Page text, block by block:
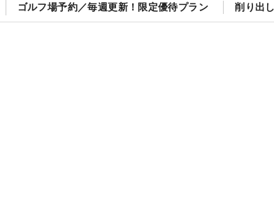
ゴルフ場予約／毎週更新！限定優待プラン 削り出